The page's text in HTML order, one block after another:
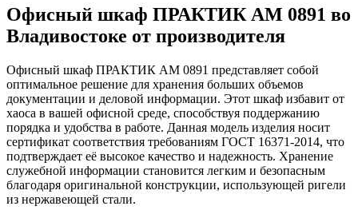
Офисный шкаф ПРАКТИК AM 0891 во
Владивостоке от производителя
Офисный шкаф ПРАКТИК AM 0891 представляет собой
оптимальное решение для хранения больших объемов
документации и деловой информации. Этот шкаф избавит от
хаоса в вашей офисной среде, способствуя поддержанию
порядка и удобства в работе. Данная модель изделия носит
сертификат соответствия требованиям ГОСТ 16371-2014, что
подтверждает её высокое качество и надежность. Хранение
служебной информации становится легким и безопасным
благодаря оригинальной конструкции, использующей ригели
из нержавеющей стали.